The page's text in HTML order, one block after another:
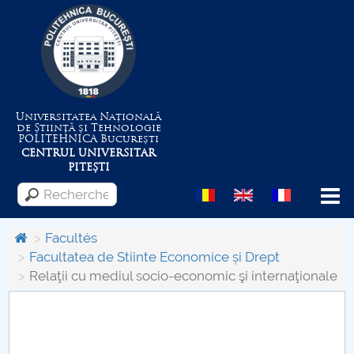
Universitatea Națională
de Știință și Tehnologie
POLITEHNICABucurești
CENTRUL UNIVERSITAR
PITEȘTI
Menu
Despre Universitate
Facultés
Facultatea de Stiinte Economice și Drept
Relaţii cu mediul socio-economic şi internaţionale